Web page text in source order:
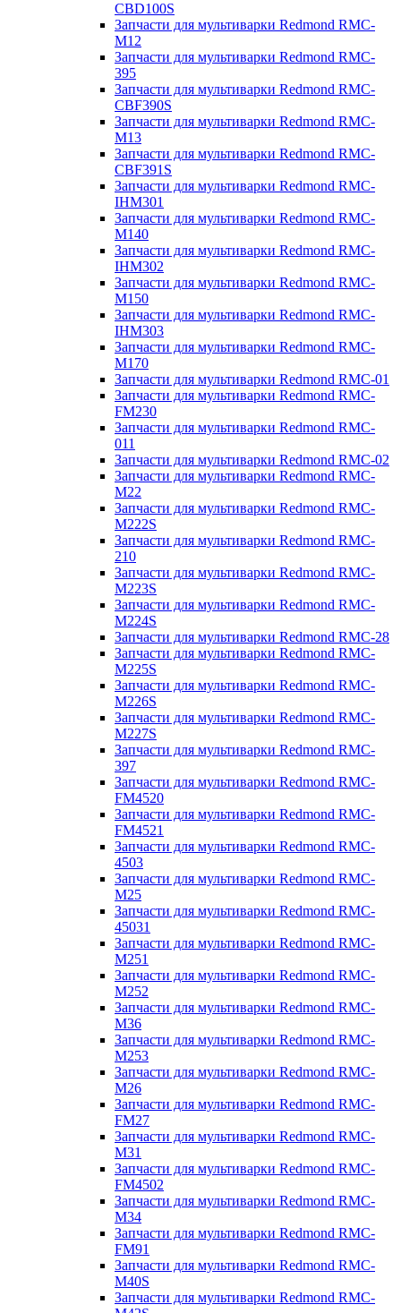
CBD100S
Запчасти для мультиварки Redmond RMC-
M12
Запчасти для мультиварки Redmond RMC-
395
Запчасти для мультиварки Redmond RMC-
CBF390S
Запчасти для мультиварки Redmond RMC-
M13
Запчасти для мультиварки Redmond RMC-
CBF391S
Запчасти для мультиварки Redmond RMC-
IHM301
Запчасти для мультиварки Redmond RMC-
M140
Запчасти для мультиварки Redmond RMC-
IHM302
Запчасти для мультиварки Redmond RMC-
M150
Запчасти для мультиварки Redmond RMC-
IHM303
Запчасти для мультиварки Redmond RMC-
M170
Запчасти для мультиварки Redmond RMC-01
Запчасти для мультиварки Redmond RMC-
FM230
Запчасти для мультиварки Redmond RMC-
011
Запчасти для мультиварки Redmond RMC-02
Запчасти для мультиварки Redmond RMC-
M22
Запчасти для мультиварки Redmond RMC-
M222S
Запчасти для мультиварки Redmond RMC-
210
Запчасти для мультиварки Redmond RMC-
M223S
Запчасти для мультиварки Redmond RMC-
M224S
Запчасти для мультиварки Redmond RMC-28
Запчасти для мультиварки Redmond RMC-
M225S
Запчасти для мультиварки Redmond RMC-
M226S
Запчасти для мультиварки Redmond RMC-
M227S
Запчасти для мультиварки Redmond RMC-
397
Запчасти для мультиварки Redmond RMC-
FM4520
Запчасти для мультиварки Redmond RMC-
FM4521
Запчасти для мультиварки Redmond RMC-
4503
Запчасти для мультиварки Redmond RMC-
M25
Запчасти для мультиварки Redmond RMC-
45031
Запчасти для мультиварки Redmond RMC-
M251
Запчасти для мультиварки Redmond RMC-
M252
Запчасти для мультиварки Redmond RMC-
M36
Запчасти для мультиварки Redmond RMC-
M253
Запчасти для мультиварки Redmond RMC-
M26
Запчасти для мультиварки Redmond RMC-
FM27
Запчасти для мультиварки Redmond RMC-
M31
Запчасти для мультиварки Redmond RMC-
FM4502
Запчасти для мультиварки Redmond RMC-
M34
Запчасти для мультиварки Redmond RMC-
FM91
Запчасти для мультиварки Redmond RMC-
M40S
Запчасти для мультиварки Redmond RMC-